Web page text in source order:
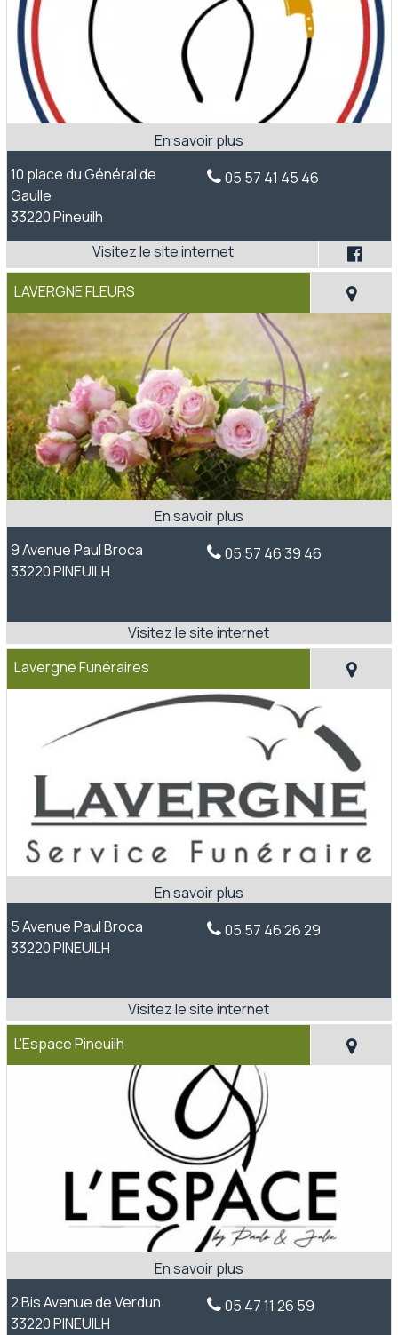
10 place du Général de
Gaulle
33220 Pineuilh
05 57 41 45 46
LAVERGNE FLEURS
9 Avenue Paul Broca
33220 PINEUILH
05 57 46 39 46
Lavergne Funéraires
5 Avenue Paul Broca
33220 PINEUILH
05 57 46 26 29
L'Espace Pineuilh
2 Bis Avenue de Verdun
33220 PINEUILH
05 47 11 26 59